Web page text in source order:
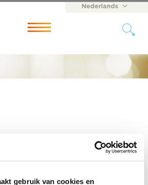
gebruik van cookies en
Nederlands
Menu